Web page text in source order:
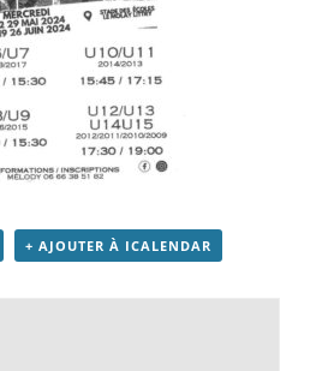
+ AJOUTER À ICALENDAR